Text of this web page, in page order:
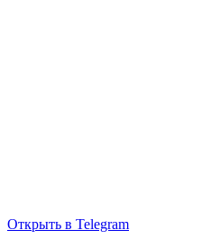
Открыть в Telegram